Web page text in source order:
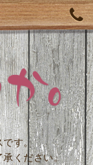
です。
承ください。